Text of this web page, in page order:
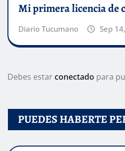
Mi primera licencia de
Diario Tucumano Sep
Debes estarconectado para
PUEDES HABERTE